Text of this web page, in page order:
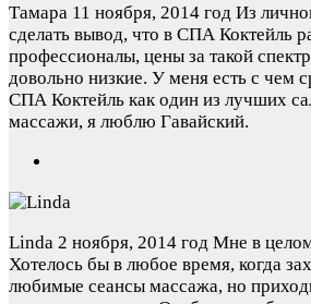
Тамара 11 ноября, 2014 год Из
сделать вывод, что в СПА Коктейль
профессионалы, цены за такой
довольно низкие. У меня есть с чем
СПА Коктейль как один из лучших
массажи, я люблю Гавайский.
Linda 2 ноября, 2014 год Мне в
Хотелось бы в любое время, когда
любимые сеансы массажа, но